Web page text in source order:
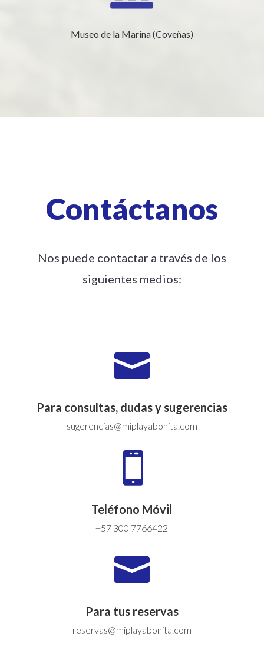
Museo de la Marina (Coveñas)
Contáctanos
Nos puede contactar a través de los
siguientes medios:

Para consultas, dudas y sugerencias
sugerencias@miplayabonita.com

Teléfono Móvil
+57 300 7766422

Para tus reservas
reservas@miplayabonita.com